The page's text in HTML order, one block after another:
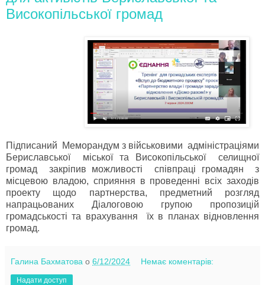
Високопільської громад
Підписаний Меморандум з військовими адміністраціями
Бериславської міської та Високопільської селищної
громад закріпив можливості співпраці громадян з
місцевою владою, сприяння в проведенні всіх заходів
проекту щодо партнерства, предметний розгляд
напрацьованих Діалоговою групою пропозицій
громадськості та врахування їх в планах відновлення
громад.
Галина Бахматова о 6/12/2024 Немає коментарів:
Надати доступ